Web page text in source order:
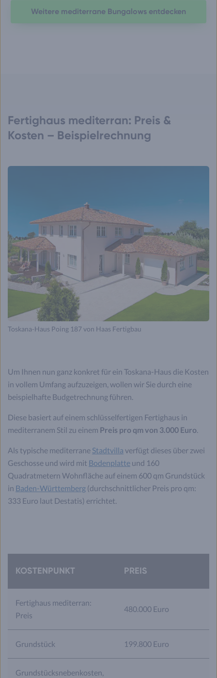
Weitere mediterrane Bungalows entdecken
Fertighaus mediterran: Preis &
Kosten – Beispielrechnung
Toskana-Haus Poing 187 von Haas Fertigbau
Um Ihnen nun ganz konkret für ein Toskana-Haus die Kosten
in vollem Umfang aufzuzeigen, wollen wir Sie durch eine
beispielhafte Budgetrechnung führen.
Diese basiert auf einem schlüsselfertigen Fertighaus in
mediterranem Stil zu einem Preis pro qm von 3.000 Euro.
Als typische mediterrane Stadtvilla verfügt dieses über zwei
Geschosse und wird mit Bodenplatte und 160
Quadratmetern Wohnfläche auf einem 600 qm Grundstück
in Baden-Württemberg (durchschnittlicher Preis pro qm:
333 Euro laut Destatis) errichtet.
KOSTENPUNKT PREIS
Fertighaus mediterran:
Preis
480.000 Euro
Grundstück 199.800 Euro
Grundstücksnebenkosten,